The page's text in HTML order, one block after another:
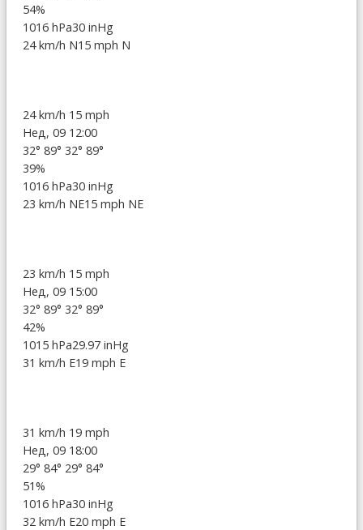
54%
1016 hPa30 inHg
24 km/h N15 mph N
24 km/h 15 mph
Нед, 09 12:00
32° 89° 32° 89°
39%
1016 hPa30 inHg
23 km/h NE15 mph NE
23 km/h 15 mph
Нед, 09 15:00
32° 89° 32° 89°
42%
1015 hPa29.97 inHg
31 km/h E19 mph E
31 km/h 19 mph
Нед, 09 18:00
29° 84° 29° 84°
51%
1016 hPa30 inHg
32 km/h E20 mph E